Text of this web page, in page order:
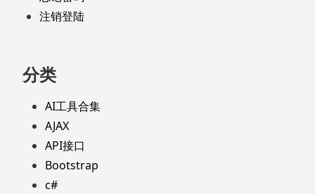
注销登陆
分类
AI工具合集
AJAX
API接口
Bootstrap
c#